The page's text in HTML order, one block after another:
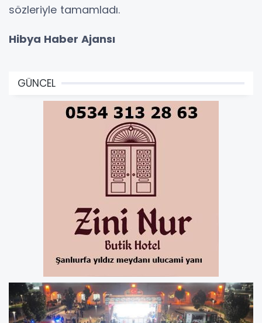
sözleriyle tamamladı.
Hibya Haber Ajansı
GÜNCEL